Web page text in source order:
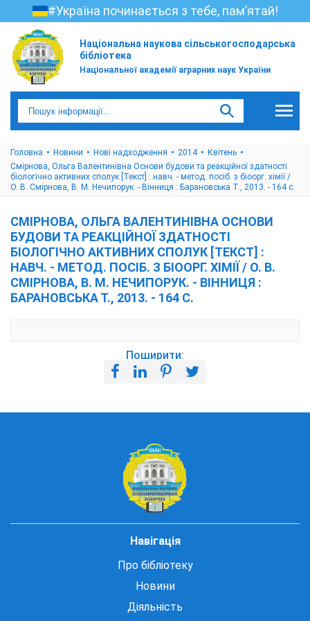
#Україна починається з тебе, пам’ятай!
Національна наукова сільськогосподарська
бібліотека
Національної академії аграрних наук України
Головна Новини Нові надходження 2014
Квітень
Смірнова, Ольга Валентинівна Основи будови та реакційної здатності
біологічно активних сполук [Текст] : навч. - метод. посіб. з біоорг. хімії /
О. В. Смірнова, В. М. Нечипорук. - Вінниця : Барановська Т., 2013. - 164 с.
СМІРНОВА, ОЛЬГА ВАЛЕНТИНІВНА ОСНОВИ
БУДОВИ ТА РЕАКЦІЙНОЇ ЗДАТНОСТІ
БІОЛОГІЧНО АКТИВНИХ СПОЛУК [ТЕКСТ] :
НАВЧ. - МЕТОД. ПОСІБ. З БІООРГ. ХІМІЇ / О. В.
СМІРНОВА, В. М. НЕЧИПОРУК. - ВІННИЦЯ :
БАРАНОВСЬКА Т., 2013. - 164 С.
Поширити:
Навігація
Про бібліотеку
Новини
Діяльність